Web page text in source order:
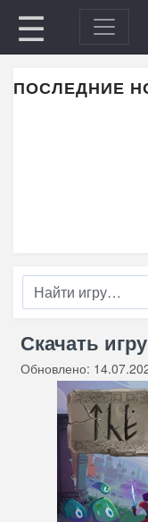
☰
ПОСЛЕДНИЕ
Скачать
Обновлено: